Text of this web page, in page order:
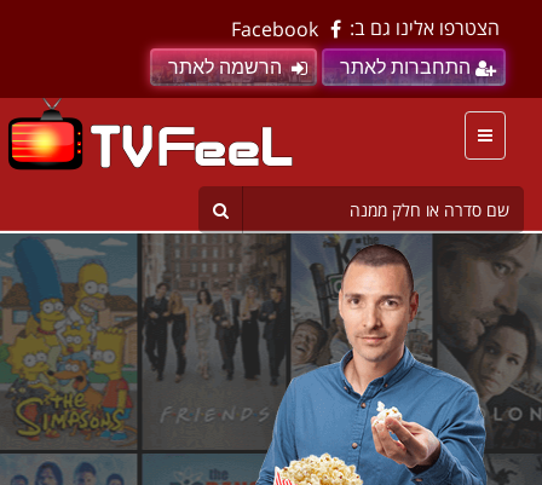
הצטרפו אלינו גם ב: Facebook
התחברות לאתר הרשמה לאתר